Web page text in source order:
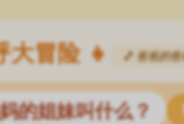
大冒险 👧 🎵 爸爸的
的姐妹叫什么？